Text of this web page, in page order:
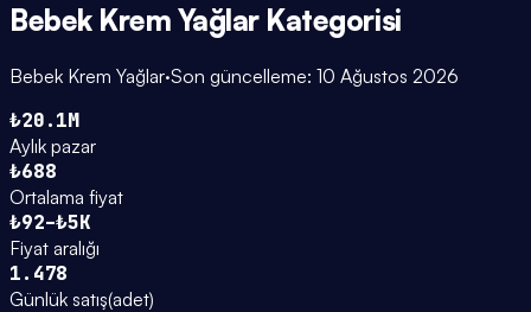
Bebek Krem Yağlar Kategorisi
Bebek Krem Yağlar·Son güncelleme: 10 Ağustos 2026
₺20.1M
Aylık pazar
₺688
Ortalama fiyat
₺92–₺5K
Fiyat aralığı
1.478
Günlük satış(adet)